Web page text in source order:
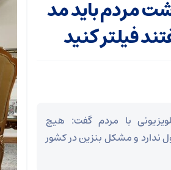
مردم باید مد
فیلتر کنید
با مردم گفت: هیچ
ندارد و مشکل بنزین در کشور